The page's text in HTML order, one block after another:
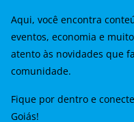
Aqui, você encontra
eventos, economia e
atento às novidades que
comunidade.
Fique por dentro e
Goiás!